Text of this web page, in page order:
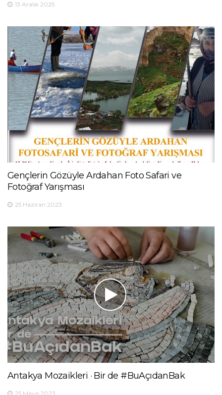
13 Aralık 2025
Gençlerin Gözüyle Ardahan Foto Safari ve
Fotoğraf Yarışması
25 Haziran 2023
Antakya Mozaikleri · Bir de #BuAçıdanBak
25 Mayıs 2023